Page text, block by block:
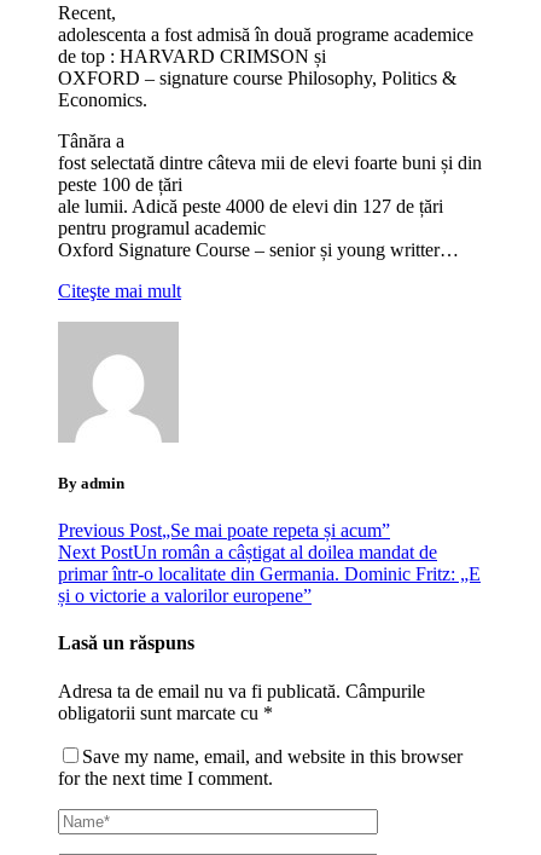
Recent,
adolescenta a fost admisă în două programe academice
de top : HARVARD CRIMSON și
OXFORD – signature course Philosophy, Politics &
Economics.
Tânăra a
fost selectată dintre câteva mii de elevi foarte buni și din
peste 100 de țări
ale lumii. Adică peste 4000 de elevi din 127 de țări
pentru programul academic
Oxford Signature Course – senior și young writter…
Citeşte mai mult
By admin
Previous Post„Se mai poate repeta și acum”
Next PostUn român a câștigat al doilea mandat de
primar într-o localitate din Germania. Dominic Fritz: „E
și o victorie a valorilor europene”
Lasă un răspuns
Adresa ta de email nu va fi publicată. Câmpurile
obligatorii sunt marcate cu *
Save my name, email, and website in this browser
for the next time I comment.